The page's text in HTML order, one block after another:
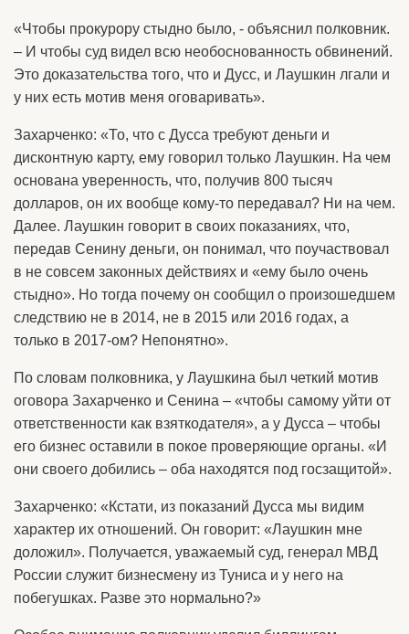
«Чтобы прокурору стыдно было, - объяснил полковник.
– И чтобы суд видел всю необоснованность обвинений.
Это доказательства того, что и Дусс, и Лаушкин лгали и
у них есть мотив меня оговаривать».
Захарченко: «То, что с Дусса требуют деньги и
дисконтную карту, ему говорил только Лаушкин. На чем
основана уверенность, что, получив 800 тысяч
долларов, он их вообще кому-то передавал? Ни на чем.
Далее. Лаушкин говорит в своих показаниях, что,
передав Сенину деньги, он понимал, что поучаствовал
в не совсем законных действиях и «ему было очень
стыдно». Но тогда почему он сообщил о произошедшем
следствию не в 2014, не в 2015 или 2016 годах, а
только в 2017-ом? Непонятно».
По словам полковника, у Лаушкина был четкий мотив
оговора Захарченко и Сенина – «чтобы самому уйти от
ответственности как взяткодателя», а у Дусса – чтобы
его бизнес оставили в покое проверяющие органы. «И
они своего добились – оба находятся под госзащитой».
Захарченко: «Кстати, из показаний Дусса мы видим
характер их отношений. Он говорит: «Лаушкин мне
доложил». Получается, уважаемый суд, генерал МВД
России служит бизнесмену из Туниса и у него на
побегушках. Разве это нормально?»